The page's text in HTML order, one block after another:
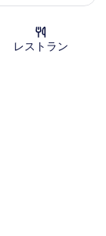
レストラン